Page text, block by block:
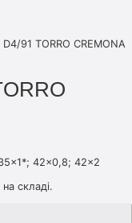
91 TORRO CREMONA
42×0,8; 42×2
складі.